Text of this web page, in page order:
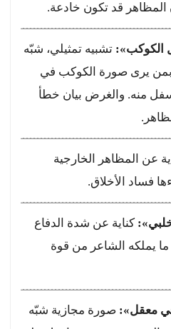
المظاهر قد تكون خادعة.
تشبيه تمثيلي، شبّه
يرى صورة الكوكب في
منه. والغرض بيان خطأ
عن المظاهر الخارجية
فساد الأخلاق.
كناية عن شدة الدفاع
يملكه الشاعر من قوة
صورة مجازية شبّه